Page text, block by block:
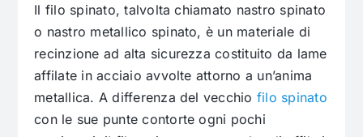
Il filo spinato, talvolta chiamato nastro spinato
o nastro metallico spinato, è un materiale di
recinzione ad alta sicurezza costituito da lame
affilate in acciaio avvolte attorno a un’anima
metallica. A differenza del vecchio filo spinato
con le sue punte contorte ogni pochi